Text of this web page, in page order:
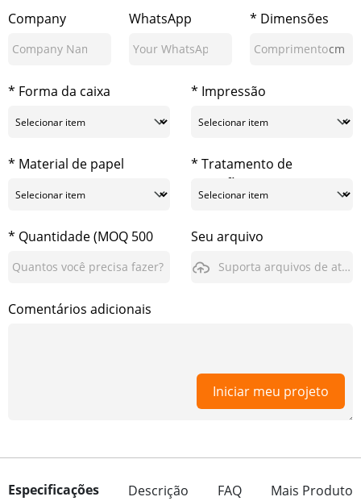
Company WhatsApp * Dimensões
cm
* Forma da caixa * Impressão
* Material de papel
* Tratamento de
superfície
* Quantidade (MOQ 500
Seu arquivo
Suporta arquivos de até 3GB
Comentários adicionais
Iniciar meu projeto
Especificações Descrição FAQ Mais Produto